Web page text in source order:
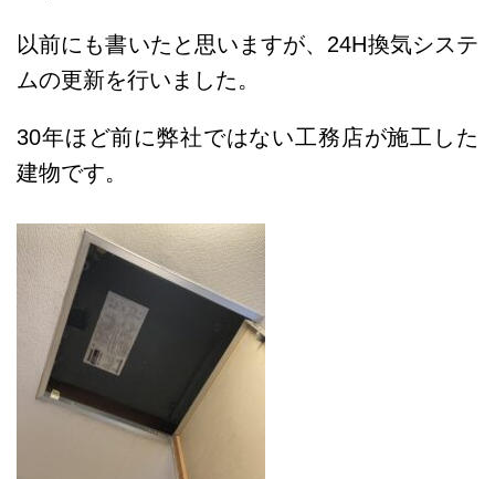
以前にも書いたと思いますが、24H換気システ
ムの更新を行いました。
30年ほど前に弊社ではない工務店が施工した
建物です。